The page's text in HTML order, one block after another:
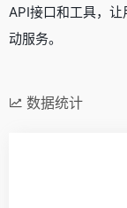
API接口和工具，
动服务。
数据统计